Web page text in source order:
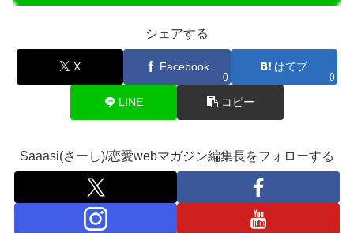
シェアする
X Facebook
0
はてブ
0
LINE コピー
Saaasi(さーし)/恋愛webマガジン編集長をフォローする